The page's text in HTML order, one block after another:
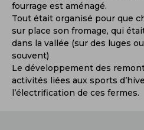
fourrage est aménagé.
Tout était organisé pour que
sur place son fromage, qui
dans la vallée (sur des luges
souvent)
Le développement des
activités liées aux sports
l’électrification de ces fermes.